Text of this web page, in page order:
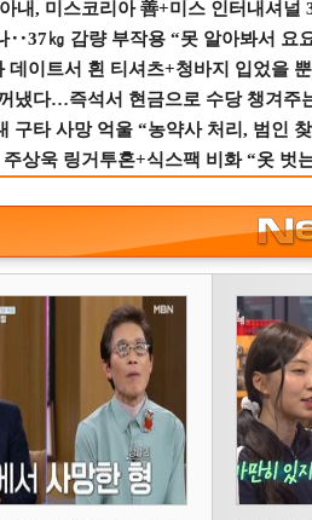
내, 미스코리아 善+미스 인터내셔널
‥37㎏ 감량 부작용 “못 알아봐서 요
데이트서 흰 티셔츠+청바지 입었을
냈다…즉석서 현금으로 수당 챙겨주
구타 사망 억울 “농약사 처리, 범인
주상욱 링거투혼+식스팩 비화 “옷 벗